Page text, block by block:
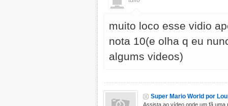
muito loco esse vidio
nota 10(e olha q eu
algums videos)
Super Mario World por
Assista ao vídeo onde um fã uma